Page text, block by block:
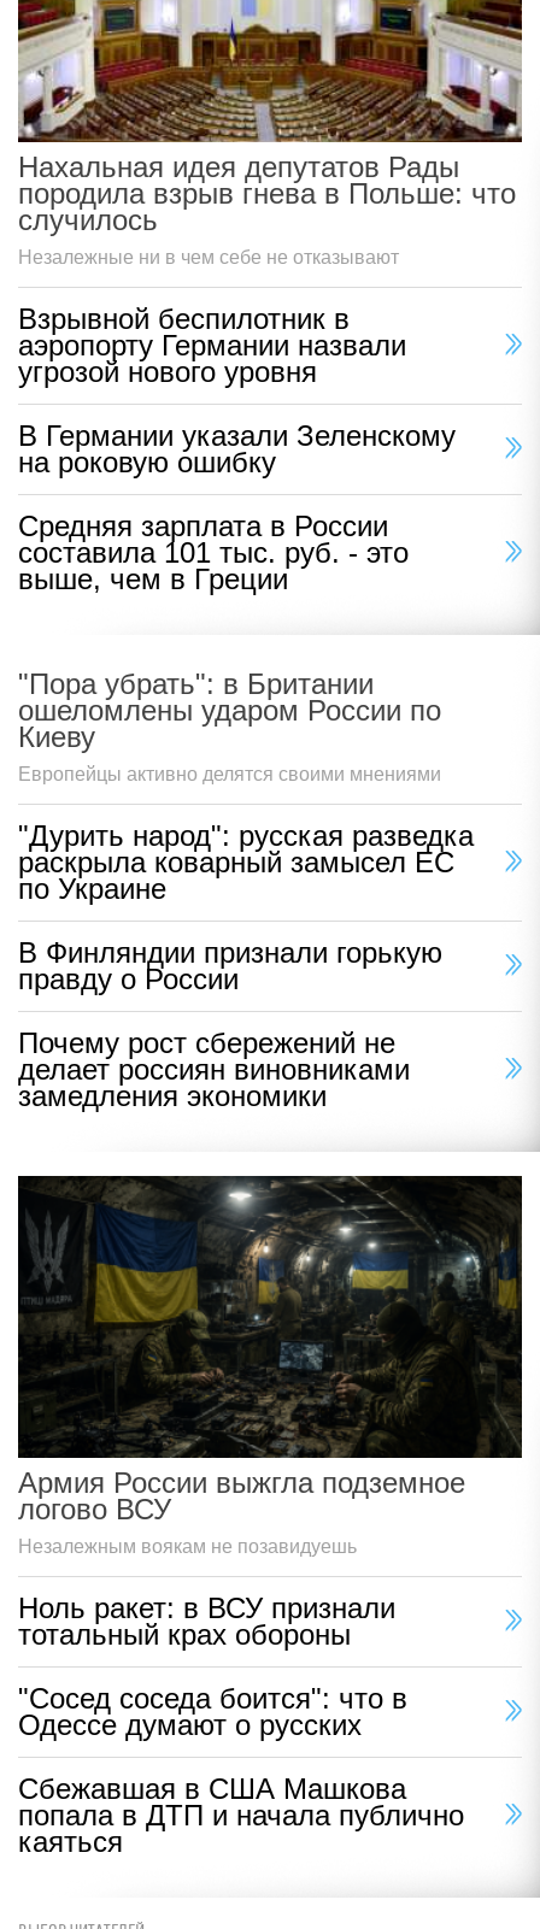
Нахальная идея депутатов Рады
породила взрыв гнева в Польше: что
случилось
Незалежные ни в чем себе не отказывают
Взрывной беспилотник в
аэропорту Германии назвали
угрозой нового уровня
В Германии указали Зеленскому
на роковую ошибку
Средняя зарплата в России
составила 101 тыс. руб. - это
выше, чем в Греции
"Пора убрать": в Британии
ошеломлены ударом России по
Киеву
Европейцы активно делятся своими мнениями
"Дурить народ": русская разведка
раскрыла коварный замысел ЕС
по Украине
В Финляндии признали горькую
правду о России
Почему рост сбережений не
делает россиян виновниками
замедления экономики
Армия России выжгла подземное
логово ВСУ
Незалежным воякам не позавидуешь
Ноль ракет: в ВСУ признали
тотальный крах обороны
"Сосед соседа боится": что в
Одессе думают о русских
Сбежавшая в США Машкова
попала в ДТП и начала публично
каяться